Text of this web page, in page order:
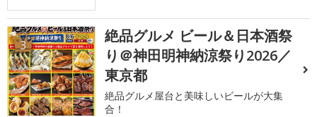
3
絶品グルメ ビール＆日本酒祭
り＠神田明神納涼祭り2026／
東京都
絶品グルメ屋台と美味しいビールが大集
合！